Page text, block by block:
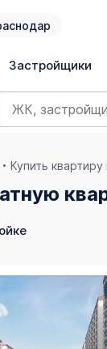
Застройщики
Купить